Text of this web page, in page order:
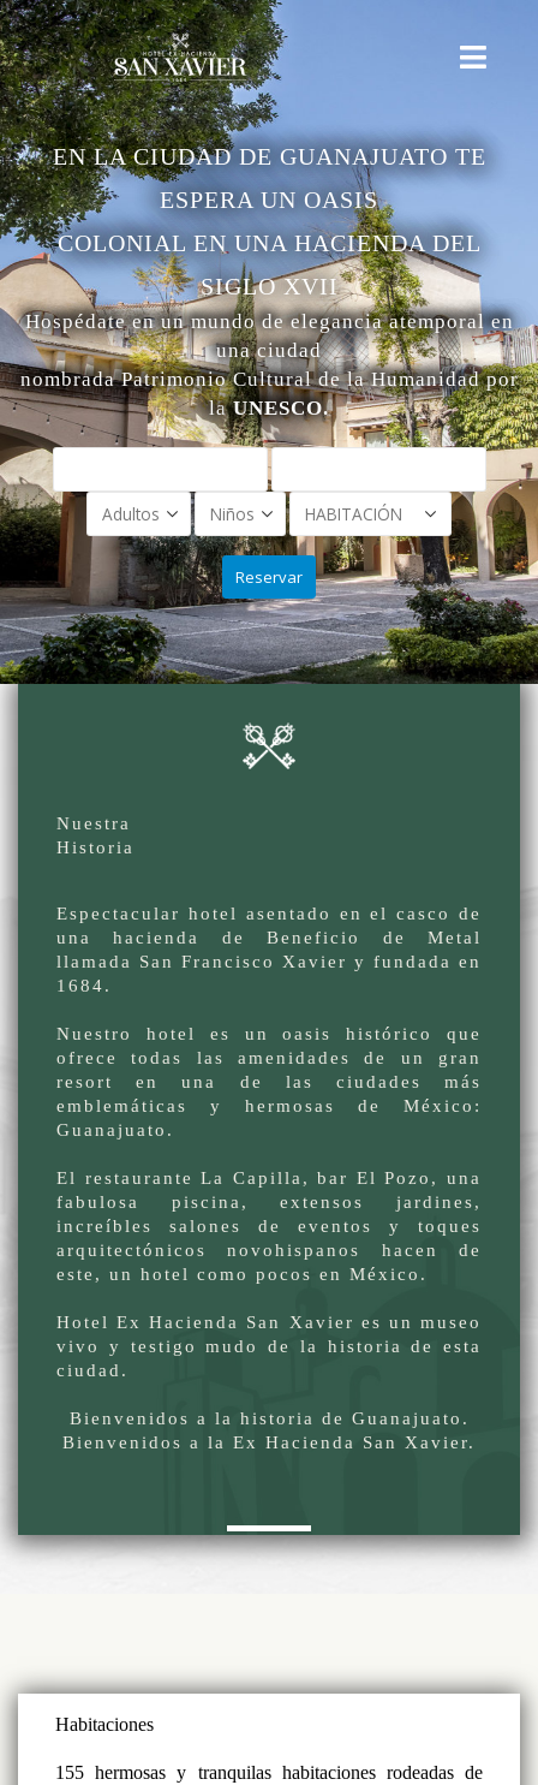
EN LA CIUDAD DE GUANAJUATO TE
ESPERA UN OASIS
COLONIAL EN UNA HACIENDA DEL
SIGLO XVII
Hospédate en un mundo de elegancia atemporal en
una ciudad
nombrada Patrimonio Cultural de la Humanidad por
laUNESCO.
Nuestra
Historia
Espectacular hotel asentado en el casco de
una hacienda de Beneficio de Metal
llamada San Francisco Xavier y fundada en
1684.
Nuestro hotel es un oasis histórico que
ofrece todas las amenidades de un gran
resort en una de las ciudades más
emblemáticas y hermosas de México:
Guanajuato.
El restaurante La Capilla, bar El Pozo, una
fabulosa piscina, extensos jardines,
increíbles salones de eventos y toques
arquitectónicos novohispanos hacen de
este, un hotel como pocos en México.
Hotel Ex Hacienda San Xavier es un museo
vivo y testigo mudo de la historia de esta
ciudad.
Bienvenidos a la historia de Guanajuato.
Bienvenidos a la Ex Hacienda San Xavier.
Habitaciones
155 hermosas y tranquilas habitaciones rodeadas de